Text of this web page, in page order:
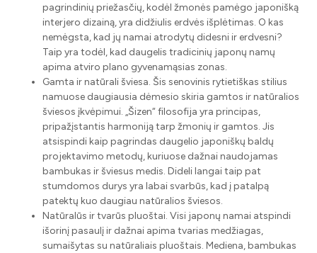
pagrindinių priežasčių, kodėl žmonės pamėgo japonišką
interjero dizainą, yra didžiulis erdvės išplėtimas. O kas
nemėgsta, kad jų namai atrodytų didesni ir erdvesni?
Taip yra todėl, kad daugelis tradicinių japonų namų
apima atviro plano gyvenamąsias zonas.
Gamta ir natūrali šviesa. Šis senovinis rytietiškas stilius
namuose daugiausia dėmesio skiria gamtos ir natūralios
šviesos įkvėpimui. „Šizen“ filosofija yra principas,
pripažįstantis harmoniją tarp žmonių ir gamtos. Jis
atsispindi kaip pagrindas daugelio japoniškų baldų
projektavimo metodų, kuriuose dažnai naudojamas
bambukas ir šviesus medis. Dideli langai taip pat
stumdomos durys yra labai svarbūs, kad į patalpą
patektų kuo daugiau natūralios šviesos.
Natūralūs ir tvarūs pluoštai. Visi japonų namai atspindi
išorinį pasaulį ir dažnai apima tvarias medžiagas,
sumaišytas su natūraliais pluoštais. Mediena, bambukas